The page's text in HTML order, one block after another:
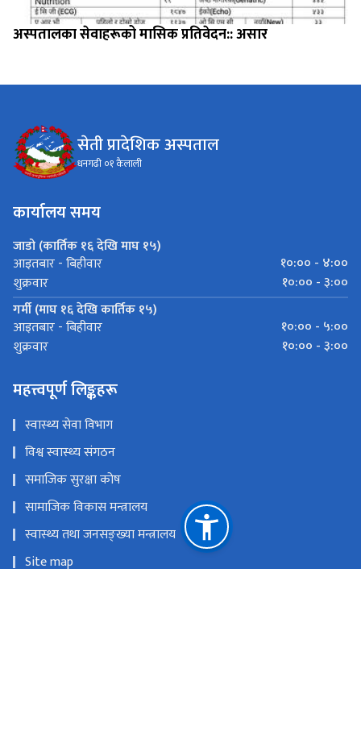
अस्पतालका सेवाहरूको मासिक प्रतिवेदन:: असार
सेती प्रादेशिक अस्पताल
धनगढी ०१ कैलाली
कार्यालय समय
जाडो (कार्तिक १६ देखि माघ १५)
आइतबार - बिहीवार
१०:०० - ४:००
शुक्रवार
१०:०० - ३:००
गर्मी (माघ १६ देखि कार्तिक १५)
आइतबार - बिहीवार
१०:०० - ५:००
शुक्रवार
१०:०० - ३:००
महत्त्वपूर्ण लिङ्कहरू
स्वास्थ्य सेवा विभाग
विश्व स्वास्थ्य संगठन
समाजिक सुरक्षा कोष
सामाजिक विकास मन्त्रालय
स्वास्थ्य तथा जनसङ्ख्या मन्त्रालय
Site map